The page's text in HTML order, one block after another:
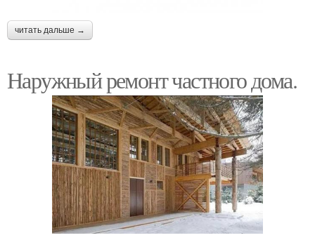
читать дальше →
Наружный ремонт частного дома.